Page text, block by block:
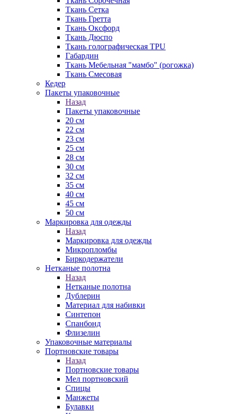
Ткань Сетка
Ткань Гретта
Ткань Оксфорд
Ткань Дюспо
Ткань голографическая TPU
Габардин
Ткань Мебельная "мамбо" (рогожка)
Ткань Смесовая
Кедер
Пакеты упаковочные
Назад
Пакеты упаковочные
20 см
22 см
23 см
25 см
28 см
30 см
32 см
35 см
40 см
45 см
50 см
Маркировка для одежды
Назад
Маркировка для одежды
Микропломбы
Биркодержатели
Нетканые полотна
Назад
Нетканые полотна
Дублерин
Материал для набивки
Синтепон
Спанбонд
Флизелин
Упаковочные материалы
Портновские товары
Назад
Портновские товары
Мел портновский
Спицы
Манжеты
Булавки